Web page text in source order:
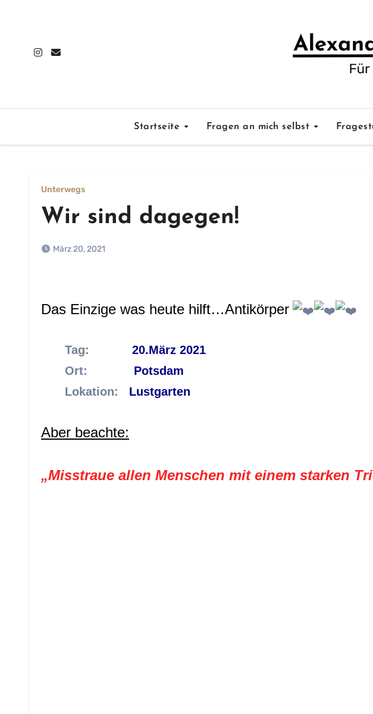
Startseite Fragen an mich selbst
Unterwegs
Wir sind dagegen!
März 20, 2021
Das Einzige was heute hilft…Antikörper
Tag: 20.März 2021
Ort: Potsdam
Lokation: Lustgarten
Aber beachte:
„Misstraue allen Menschen mit einem starken